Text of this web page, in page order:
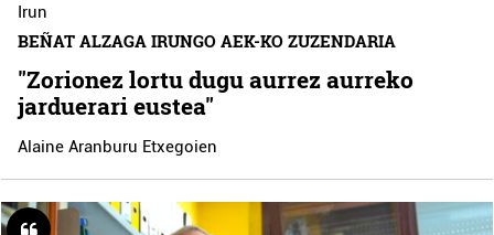
Irun
BEÑAT ALZAGA IRUNGO AEK-KO ZUZENDARIA
"Zorionez lortu dugu aurrez aurreko
jarduerari eustea"
Alaine Aranburu Etxegoien